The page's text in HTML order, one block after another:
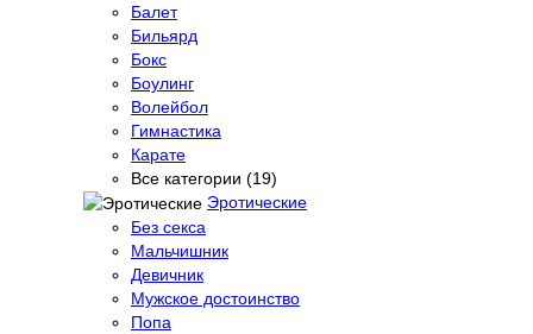
Балет
Бильярд
Бокс
Боулинг
Волейбол
Гимнастика
Карате
Все категории (19)
Эротические
Без секса
Мальчишник
Девичник
Мужское достоинство
Попа